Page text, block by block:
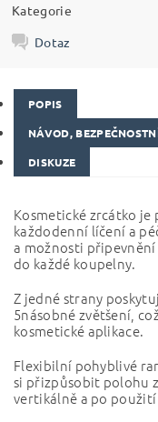
Kategorie
Dotaz
POPIS
NÁVOD,
DISKUZE
Kosmetické zrcátko
každodenní líčení a
a možnosti
do každé koupelny.
Z jedné strany
5násobné zvětšení,
kosmetické aplikace.
Flexibilní pohyblivé
si přizpůsobit polohu
vertikálně a po